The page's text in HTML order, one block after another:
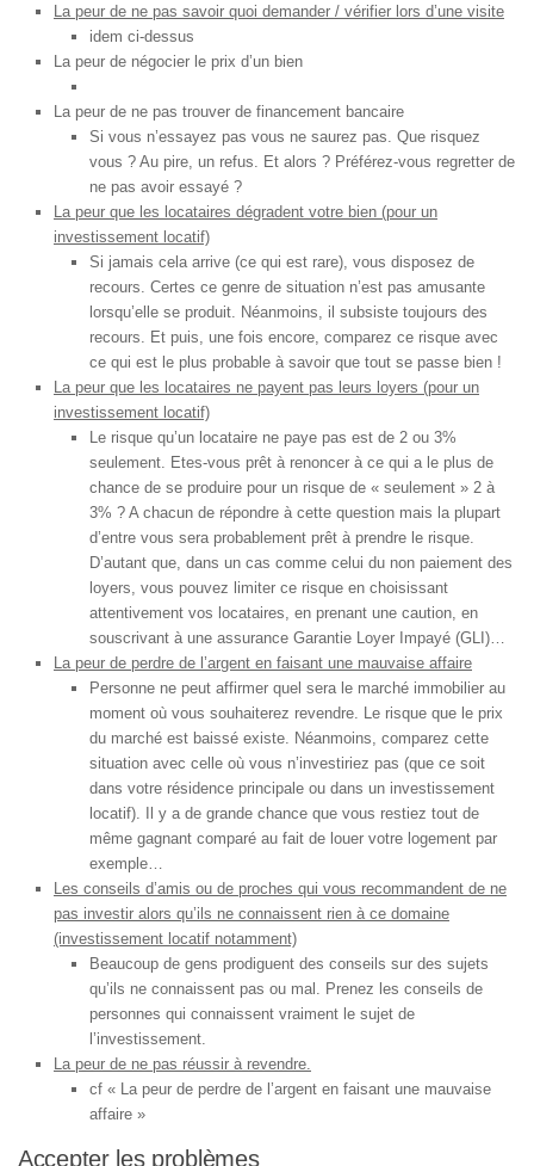
La peur de ne pas savoir quoi demander / vérifier lors d’une visite
idem ci-dessus
La peur de négocier le prix d’un bien
La peur de ne pas trouver de financement bancaire
Si vous n’essayez pas vous ne saurez pas. Que risquez
vous ? Au pire, un refus. Et alors ? Préférez-vous regretter de
ne pas avoir essayé ?
La peur que les locataires dégradent votre bien (pour un
investissement locatif)
Si jamais cela arrive (ce qui est rare), vous disposez de
recours. Certes ce genre de situation n’est pas amusante
lorsqu’elle se produit. Néanmoins, il subsiste toujours des
recours. Et puis, une fois encore, comparez ce risque avec
ce qui est le plus probable à savoir que tout se passe bien !
La peur que les locataires ne payent pas leurs loyers (pour un
investissement locatif)
Le risque qu’un locataire ne paye pas est de 2 ou 3%
seulement. Etes-vous prêt à renoncer à ce qui a le plus de
chance de se produire pour un risque de « seulement » 2 à
3% ? A chacun de répondre à cette question mais la plupart
d’entre vous sera probablement prêt à prendre le risque.
D’autant que, dans un cas comme celui du non paiement des
loyers, vous pouvez limiter ce risque en choisissant
attentivement vos locataires, en prenant une caution, en
souscrivant à une assurance Garantie Loyer Impayé (GLI)…
La peur de perdre de l’argent en faisant une mauvaise affaire
Personne ne peut affirmer quel sera le marché immobilier au
moment où vous souhaiterez revendre. Le risque que le prix
du marché est baissé existe. Néanmoins, comparez cette
situation avec celle où vous n’investiriez pas (que ce soit
dans votre résidence principale ou dans un investissement
locatif). Il y a de grande chance que vous restiez tout de
même gagnant comparé au fait de louer votre logement par
exemple…
Les conseils d’amis ou de proches qui vous recommandent de ne
pas investir alors qu’ils ne connaissent rien à ce domaine
(investissement locatif notamment)
Beaucoup de gens prodiguent des conseils sur des sujets
qu’ils ne connaissent pas ou mal. Prenez les conseils de
personnes qui connaissent vraiment le sujet de
l’investissement.
La peur de ne pas réussir à revendre.
cf « La peur de perdre de l’argent en faisant une mauvaise
affaire »
Accepter les problèmes